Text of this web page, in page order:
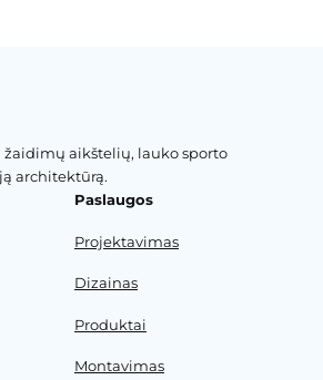
žaidimų aikštelių, lauko sporto
architektūrą.
Paslaugos
Projektavimas
Dizainas
Produktai
Montavimas